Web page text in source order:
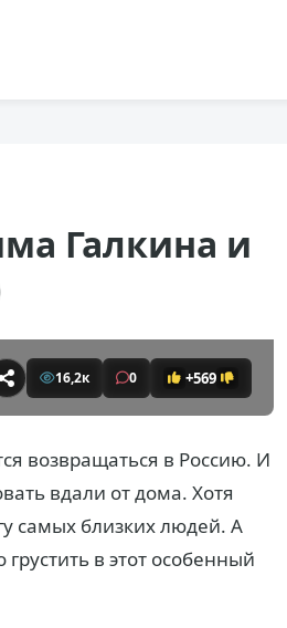
Галкина и
16,2к 0 +569
возвращаться в Россию. И
вдали от дома. Хотя
самых близких людей. А
в этот особенный